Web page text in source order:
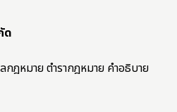
ด
ฎหมาย ตำรากฎหมาย คำอธิบาย